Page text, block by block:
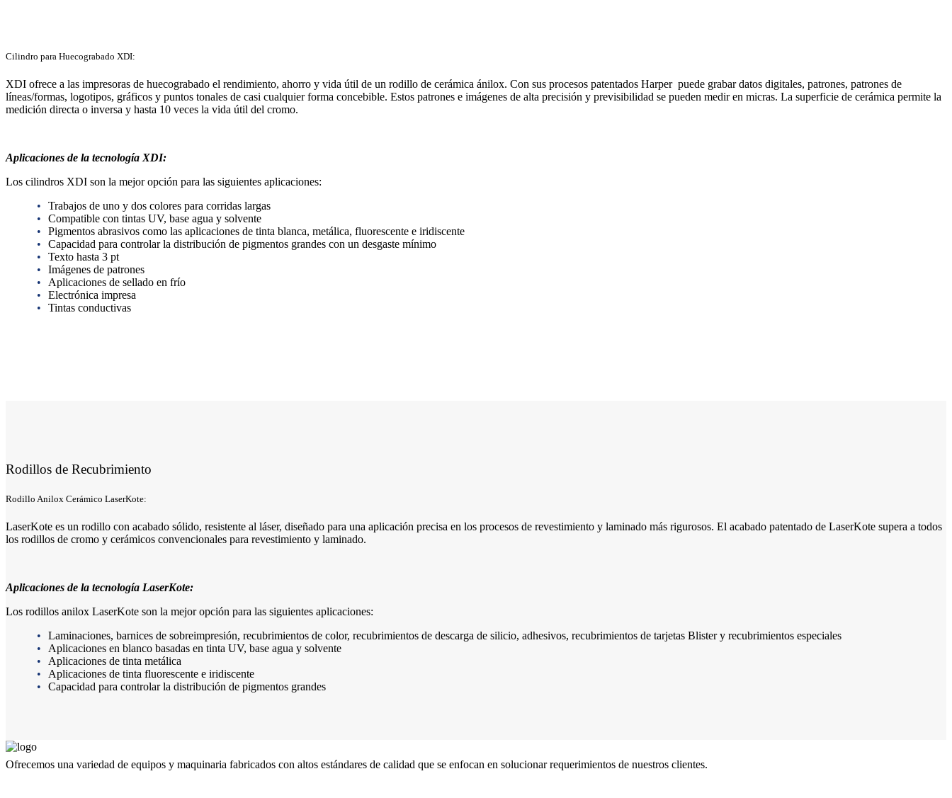
Cilindro para Huecograbado XDI:
XDI ofrece a las impresoras de huecograbado el rendimiento, ahorro y vida útil de un rodillo de cerámica ánilox. Con sus procesos patentados Harper puede grabar datos digitales, patrones, patrones de
líneas/formas, logotipos, gráficos y puntos tonales de casi cualquier forma concebible. Estos patrones e imágenes de alta precisión y previsibilidad se pueden medir en micras. La superficie de cerámica permite la
medición directa o inversa y hasta 10 veces la vida útil del cromo.
Aplicaciones de la tecnología XDI:
Los cilindros XDI son la mejor opción para las siguientes aplicaciones:
Trabajos de uno y dos colores para corridas largas
Compatible con tintas UV, base agua y solvente
Pigmentos abrasivos como las aplicaciones de tinta blanca, metálica, fluorescente e iridiscente
Capacidad para controlar la distribución de pigmentos grandes con un desgaste mínimo
Texto hasta 3 pt
Imágenes de patrones
Aplicaciones de sellado en frío
Electrónica impresa
Tintas conductivas
Rodillos de Recubrimiento
Rodillo Anilox Cerámico LaserKote:
LaserKote es un rodillo con acabado sólido, resistente al láser, diseñado para una aplicación precisa en los procesos de revestimiento y laminado más rigurosos. El acabado patentado de LaserKote supera a todos
los rodillos de cromo y cerámicos convencionales para revestimiento y laminado.
Aplicaciones de la tecnología LaserKote:
Los rodillos anilox LaserKote son la mejor opción para las siguientes aplicaciones:
Laminaciones, barnices de sobreimpresión, recubrimientos de color, recubrimientos de descarga de silicio, adhesivos, recubrimientos de tarjetas Blister y recubrimientos especiales
Aplicaciones en blanco basadas en tinta UV, base agua y solvente
Aplicaciones de tinta metálica
Aplicaciones de tinta fluorescente e iridiscente
Capacidad para controlar la distribución de pigmentos grandes
Ofrecemos una variedad de equipos y maquinaria fabricados con altos estándares de calidad que se enfocan en solucionar requerimientos de nuestros clientes.